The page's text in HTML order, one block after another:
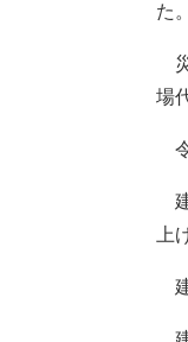
た
場
上